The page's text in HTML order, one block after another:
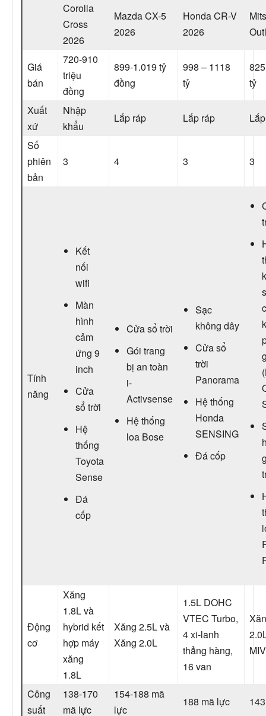
Corolla
Cross
2026
Mazda CX-5
2026
Honda CR-V
2026
Giá
bán
720-910
triệu
đồng
899-1.019 tỷ
đồng
998 – 1118
tỷ
tỷ
Xuất
xứ
Nhập
khẩu
Lắp ráp Lắp ráp
Số
phiên
bản
3 4 3 3
Tính
năng
Kết
nối
wifi
Màn
hình
cảm
ứng 9
inch
Cửa
sổ trời
Hệ
thống
Toyota
Sense
Đá
cốp
Cửa sổ trời
Gói trang
bị an toàn
i-
Activsense
Hệ thống
loa Bose
Sạc
không dây
Cửa sổ
trời
Panorama
Hệ thống
Honda
SENSING
Đá cốp
Động
cơ
Xăng
1.8L và
hybrid kết
hợp máy
xăng
1.8L
Xăng 2.5L và
Xăng 2.0L
1.5L DOHC
VTEC Turbo,
4 xi-lanh
thẳng hàng,
16 van
Công
suất
138-170
mã lực
154-188 mã
lực
188 mã lực